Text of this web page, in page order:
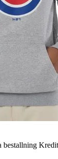
bestallning